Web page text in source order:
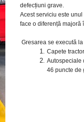
defecțiuni grave.
Acest serviciu este
face o diferență majoră
Gresarea se execută
Capete
Autospeciale
46 puncte de